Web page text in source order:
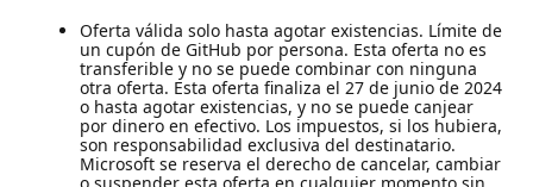
Oferta válida solo hasta agotar existencias. Límite de
un cupón de GitHub por persona. Esta oferta no es
transferible y no se puede combinar con ninguna
otra oferta. Esta oferta finaliza el 27 de junio de 2024
o hasta agotar existencias, y no se puede canjear
por dinero en efectivo. Los impuestos, si los hubiera,
son responsabilidad exclusiva del destinatario.
Microsoft se reserva el derecho de cancelar, cambiar